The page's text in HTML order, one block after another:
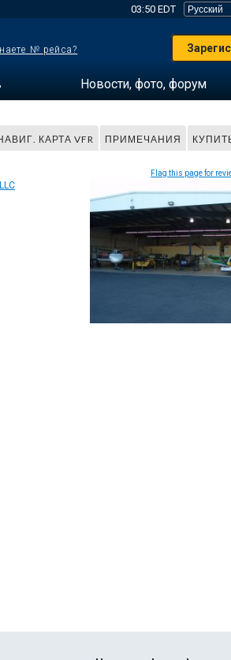
03:50 EDT
№ рейса?
Новости, фото, форум
КАРТА VFR ПРИМЕЧАНИЯ
Flag this page for